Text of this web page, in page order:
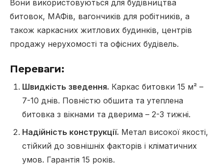
Вони використовуються для будівництва
битовок, МАФів, вагончиків для робітників, а
також каркасних житлових будинків, центрів
продажу нерухомості та офісних будівель.
Переваги:
Швидкість зведення. Каркас битовки 15 м² –
7-10 днів. Повністю обшита та утеплена
битовка з вікнами та дверима – 2-3 тижні.
Надійність конструкції. Метал високої якості,
стійкий до зовнішніх факторів і кліматичних
умов. Гарантія 15 років.